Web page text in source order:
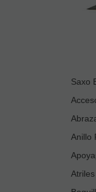
Saxo
Anillo